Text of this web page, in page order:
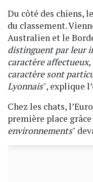
Du côté des chiens,
du classement.
Australien et le
distinguent par leur
caractère
caractère sont
Lyonnais", explique
Chez les chats,
première place grâce
environnements"